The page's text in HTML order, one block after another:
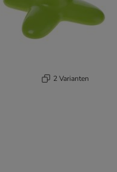
2 Varianten